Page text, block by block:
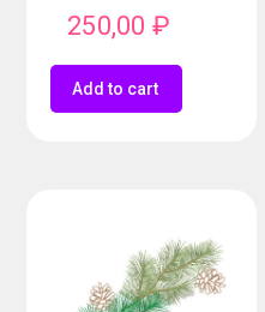
250,00₽
Add to cart